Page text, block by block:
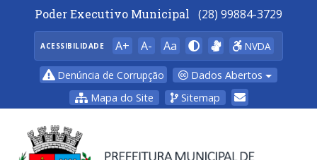
Poder Executivo Municipal (28) 99884-3729
ACESSIBILIDADE A+ A- Aa NVDA
Denúncia de Corrupção
Dados Abertos
Mapa do Site
Sitemap